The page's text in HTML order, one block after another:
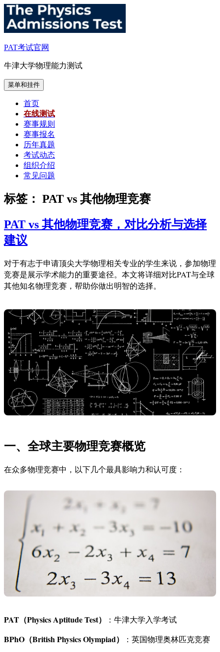
跳
至
内
PAT考试官网
牛津大学物理能力测试
菜单和挂件
首页
在线测试
赛事规则
赛事报名
历年真题
考试动态
组织介绍
常见问题
标签： PAT vs 其他物理竞赛
PAT vs 其他物理竞赛，对比分析与选择
建议
对于有志于申请顶尖大学物理相关专业的学生来说，参加物理
竞赛是展示学术能力的重要途径。本文将详细对比PAT与全球
其他知名物理竞赛，帮助你做出明智的选择。
一、全球主要物理竞赛概览
在众多物理竞赛中，以下几个最具影响力和认可度：
PAT（Physics Aptitude Test） ：牛津大学入学考试
BPhO（British Physics Olympiad） ：英国物理奥林匹克竞赛